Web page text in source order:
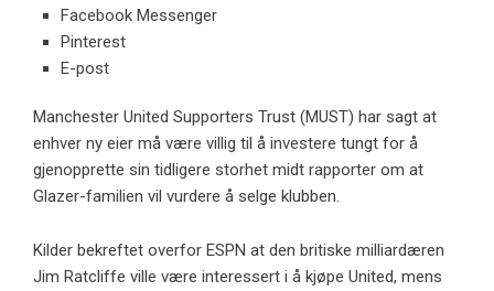
Facebook Messenger
Pinterest
E-post
Manchester United Supporters Trust (MUST) har sagt at
enhver ny eier må være villig til å investere tungt for å
gjenopprette sin tidligere storhet midt rapporter om at
Glazer-familien vil vurdere å selge klubben.
Kilder bekreftet overfor ESPN at den britiske milliardæren
Jim Ratcliffe ville være interessert i å kjøpe United, mens